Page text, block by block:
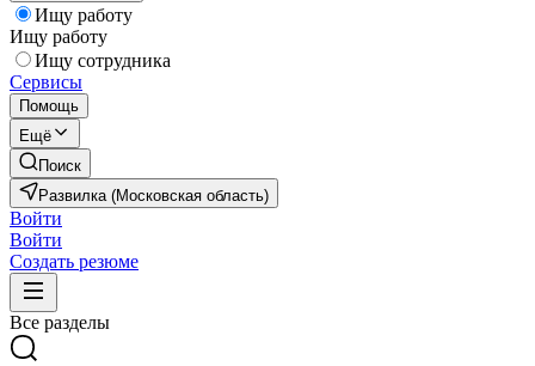
Ищу работу
Ищу работу
Ищу сотрудника
Сервисы
Помощь
Ещё
Поиск
Развилка (Московская область)
Войти
Войти
Создать резюме
Все разделы